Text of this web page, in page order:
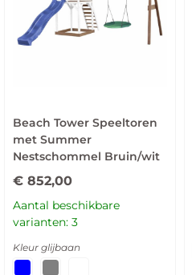
Beach Tower Speeltoren
met Summer
Nestschommel Bruin/wit
€ 852,00
Aantal beschikbare
varianten: 3
Kleur glijbaan